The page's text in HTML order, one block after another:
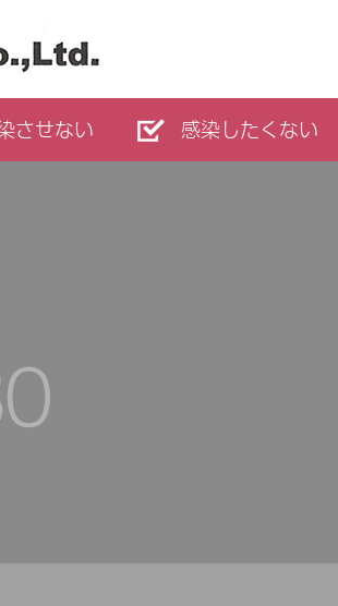
させない 感染したくない